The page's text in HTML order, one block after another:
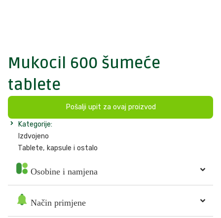
Mukocil 600 šumeće
tablete
Pošalji upit za ovaj proizvod
Kategorije:
Izdvojeno
Tablete, kapsule i ostalo
Osobine i namjena
Način primjene